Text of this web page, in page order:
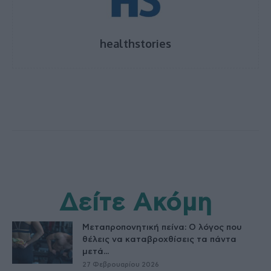
healthstories
Δείτε Ακόμη
Μεταπροπονητική πείνα: Ο λόγος που
θέλεις να καταβροχθίσεις τα πάντα
μετά...
27 Φεβρουαρίου 2026